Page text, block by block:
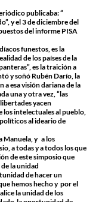
publicaba: “
y el 3 de diciembre del
del informe PISA
funestos, es la
de los países de la
es la traición a
y soñó Rubén Darío, la
a esa visión dariana de la
una y otra vez, “las
yacen
los intelectuales al pueblo,
al ideario de
Manuela, y a los
a todas y a todos los que
de este simposio que
la unidad
de hacer un
hemos hecho y por el
la unidad de los